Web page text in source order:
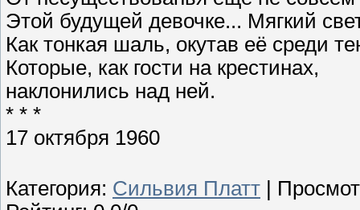
Этой будущей девочке... Мягкий
Как тонкая шаль, окутав её среди
Которые, как гости на крестинах,
наклонились над ней.
* * *
17 октября 1960
Категория: Сильвия Платт